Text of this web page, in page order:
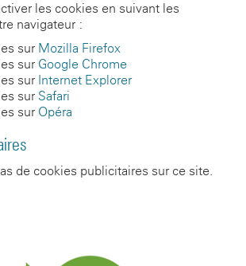
les cookies en suivant les
navigateur :
sur Mozilla Firefox
sur Google Chrome
sur Internet Explorer
sur Safari
sur Opéra
de cookies publicitaires sur ce site.